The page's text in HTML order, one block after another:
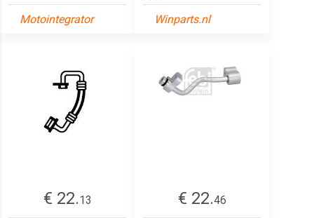
Motointegrator
Winparts.nl
€ 22.13
€ 22.46